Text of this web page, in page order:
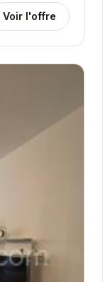
Voir l'offre